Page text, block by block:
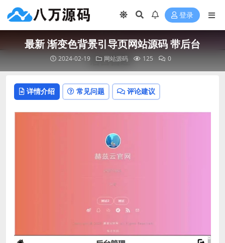
登录
最新 渐变色背景引导页网站源码 带后台
2024-02-19 网站源码 125 0
详情介绍 常见问题 评论建议